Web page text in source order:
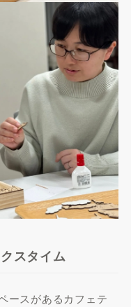
スタイム
ースがあるカフェテ